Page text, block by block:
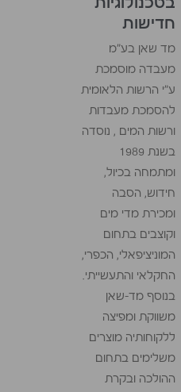
בטכנולוגיות
חדישות
מד שאן בע"מ
מעבדה מוסמכת
ע"י הרשות הלאומית
להסמכת מעבדות
ורשות המים , נוסדה
בשנת 1989
ומתמחה בכיול,
חידוש, הסבה
ומכירת מדי מים
וקוצבים בתחום
המוניציפאלי, הכפרי,
החקלאי והתעשייתי.
בנוסף מד-שאן
משווקת ומפיצה
ללקוחותיה מוצרים
משלימים בתחום
ההולכה ובקרת